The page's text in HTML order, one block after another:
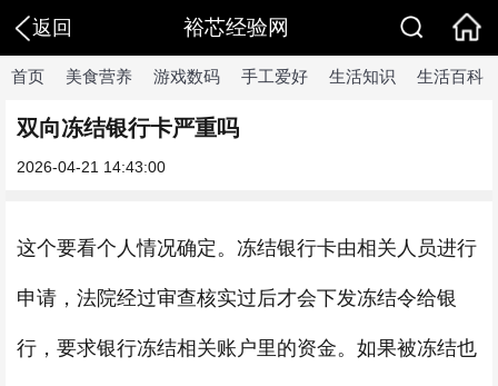
返回 裕芯经验网
首页 美食营养 游戏数码 手工爱好 生活知识 生活百科
双向冻结银行卡严重吗
2026-04-21 14:43:00
这个要看个人情况确定。冻结银行卡由相关人员进行
申请，法院经过审查核实过后才会下发冻结令给银
行，要求银行冻结相关账户里的资金。如果被冻结也